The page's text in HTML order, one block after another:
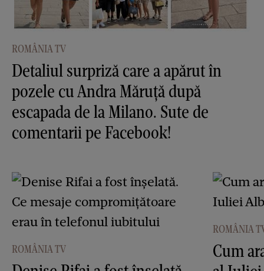
ROMÂNIA TV
Detaliul surpriză care a apărut în
pozele cu Andra Măruţă după
escapada de la Milano. Sute de
comentarii pe Facebook!
ROMÂNIA TV
ROMÂNIA
Cum